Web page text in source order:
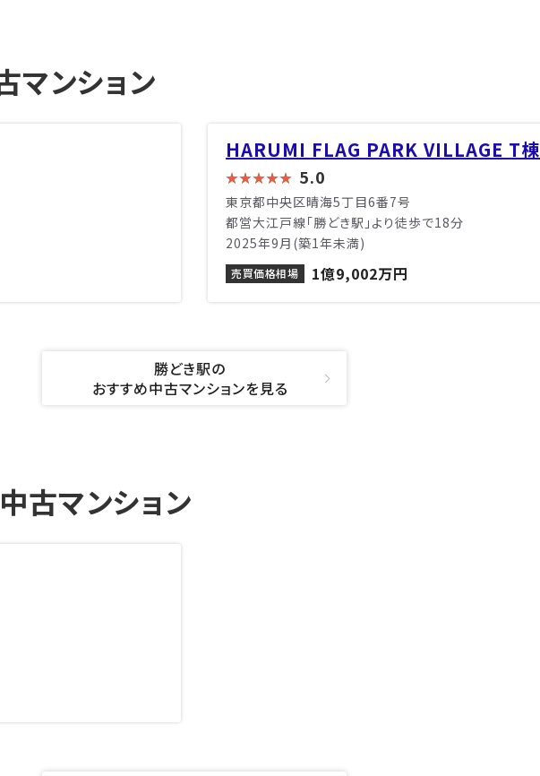
マンション
HARUMI FLAG PARK VILLAGE T棟
5.0
東京都中央区晴海5丁目6番7号
都営大江戸線「勝どき駅」より徒歩で18分
2025年9月(築1年未満)
売買価格相場 1億9,002万円
勝どき駅の
おすすめ中古マンションを見る
古マンション